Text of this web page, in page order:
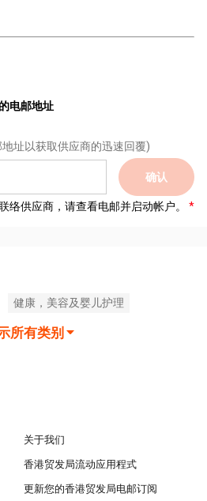
电邮地址
址以获取供应商的迅速回覆)
确认
络供应商，请查看电邮并启动帐户。
健康，美容及婴儿护理
所有类别
关于我们
香港贸发局流动应用程式
更新您的香港贸发局电邮订阅